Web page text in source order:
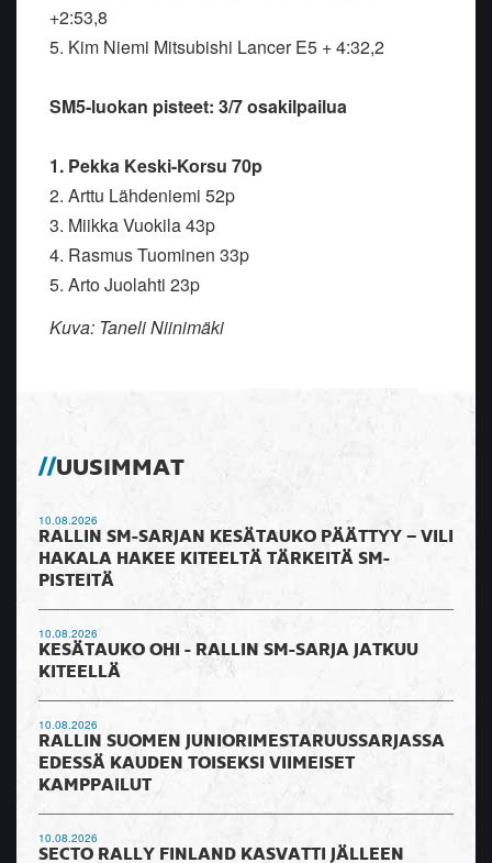
+2:53,8
5. Kim Niemi Mitsubishi Lancer E5 + 4:32,2
SM5-luokan pisteet: 3/7 osakilpailua
1. Pekka Keski-Korsu 70p
2. Arttu Lähdeniemi 52p
3. Miikka Vuokila 43p
4. Rasmus Tuominen 33p
5. Arto Juolahti 23p
Kuva: Taneli Niinimäki
UUSIMMAT
10.08.2026
RALLIN SM-SARJAN KESÄTAUKO PÄÄTTYY – VILI
HAKALA HAKEE KITEELTÄ TÄRKEITÄ SM-
PISTEITÄ
10.08.2026
KESÄTAUKO OHI - RALLIN SM-SARJA JATKUU
KITEELLÄ
10.08.2026
RALLIN SUOMEN JUNIORIMESTARUUSSARJASSA
EDESSÄ KAUDEN TOISEKSI VIIMEISET
KAMPPAILUT
10.08.2026
SECTO RALLY FINLAND KASVATTI JÄLLEEN